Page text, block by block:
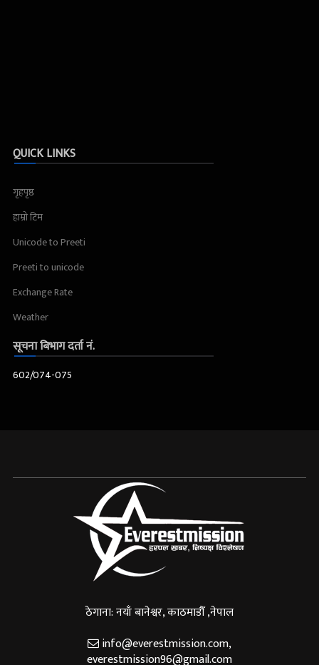
QUICK LINKS
गृहपृष्ठ
हाम्रो टिम
Unicode to Preeti
Preeti to unicode
Exchange Rate
Weather
सूचना बिभाग दर्ता नं.
602/074-075
ठेगाना: नयाँ बानेश्वर, काठमाडौँ ,नेपाल
info@everestmission.com,
everestmission96@gmail.com